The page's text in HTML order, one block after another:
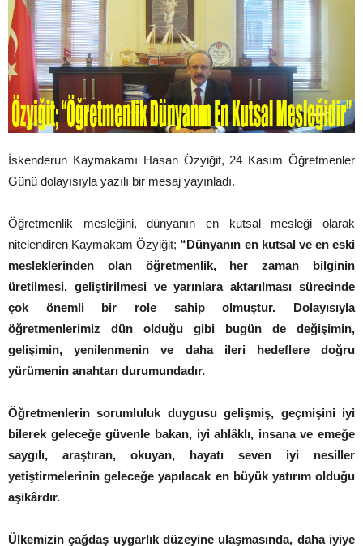
İskenderun Kaymakamı Hasan Özyiğit, 24 Kasım Öğretmenler
Günü dolayısıyla yazılı bir mesaj yayınladı.
Öğretmenlik mesleğini, dünyanın en kutsal mesleği olarak
nitelendiren Kaymakam Özyiğit; “Dünyanın en kutsal ve en eski
mesleklerinden olan öğretmenlik, her zaman bilginin
üretilmesi, geliştirilmesi ve yarınlara aktarılması sürecinde
çok önemli bir role sahip olmuştur. Dolayısıyla
öğretmenlerimiz dün olduğu gibi bugün de değişimin,
gelişimin, yenilenmenin ve daha ileri hedeflere doğru
yürümenin anahtarı durumundadır.
Öğretmenlerin sorumluluk duygusu gelişmiş, geçmişini iyi
bilerek geleceğe güvenle bakan, iyi ahlâklı, insana ve emeğe
saygılı, araştıran, okuyan, hayatı seven iyi nesiller
yetiştirmelerinin geleceğe yapılacak en büyük yatırım olduğu
aşikârdır.
Ülkemizin çağdaş uygarlık düzeyine ulaşmasında, daha iyiye